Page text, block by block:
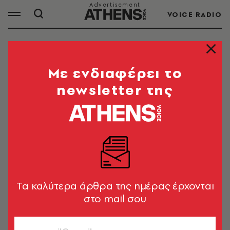
VOICE RADIO
ΜΗΝΙΓΓΙΤΙΔΑ
ΟΛΑ ΤΑ ΑΡΘΡΑ ΤΟΥ TAG
ΚΟΣΜΟΣ
στην Κύπρο - Παρουσίασε
συμπτώματα μηνιγγίτιδας
Mε ενδιαφέρει το
newsletter της
Tα καλύτερα άρθρα της ημέρας έρχονται
στο mail σου